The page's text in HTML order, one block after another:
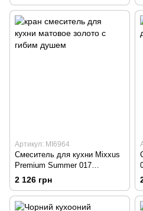
Артикул: MI6964
Смеситель для кухни Mixxus
Premium Summer 017
BRUSHED GOLD матовое
2 126 грн